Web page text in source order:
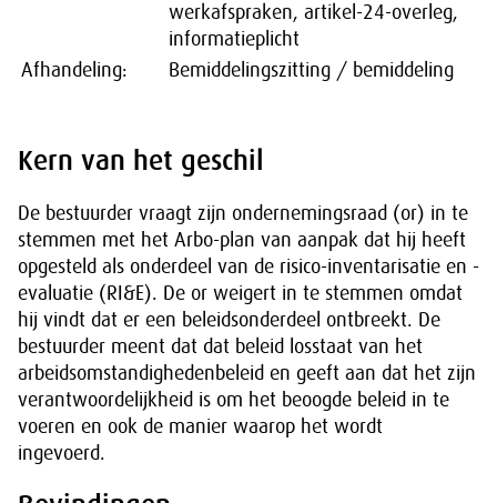
werkafspraken, artikel-24-overleg,
informatieplicht
Afhandeling:
Bemiddelingszitting / bemiddeling
Kern van het geschil
De bestuurder vraagt zijn ondernemingsraad (or) in te
stemmen met het Arbo-plan van aanpak dat hij heeft
opgesteld als onderdeel van de risico-inventarisatie en -
evaluatie (RI&E). De or weigert in te stemmen omdat
hij vindt dat er een beleidsonderdeel ontbreekt. De
bestuurder meent dat dat beleid losstaat van het
arbeidsomstandighedenbeleid en geeft aan dat het zijn
verantwoordelijkheid is om het beoogde beleid in te
voeren en ook de manier waarop het wordt
ingevoerd.